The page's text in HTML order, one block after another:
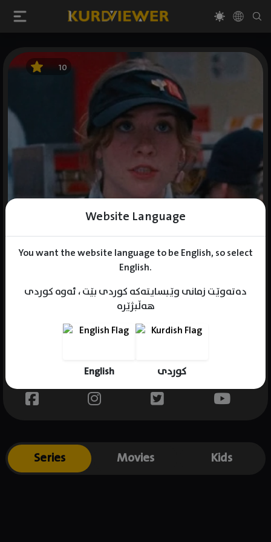
Website Language
You want the website language to be English, so select
English.
دەتەوێت زمانی وێبسایتەکە کوردی بێت ، ئەوە کوردی
هەڵبژێرە
English کوردی
10
Gender : female
Series Movies Kids